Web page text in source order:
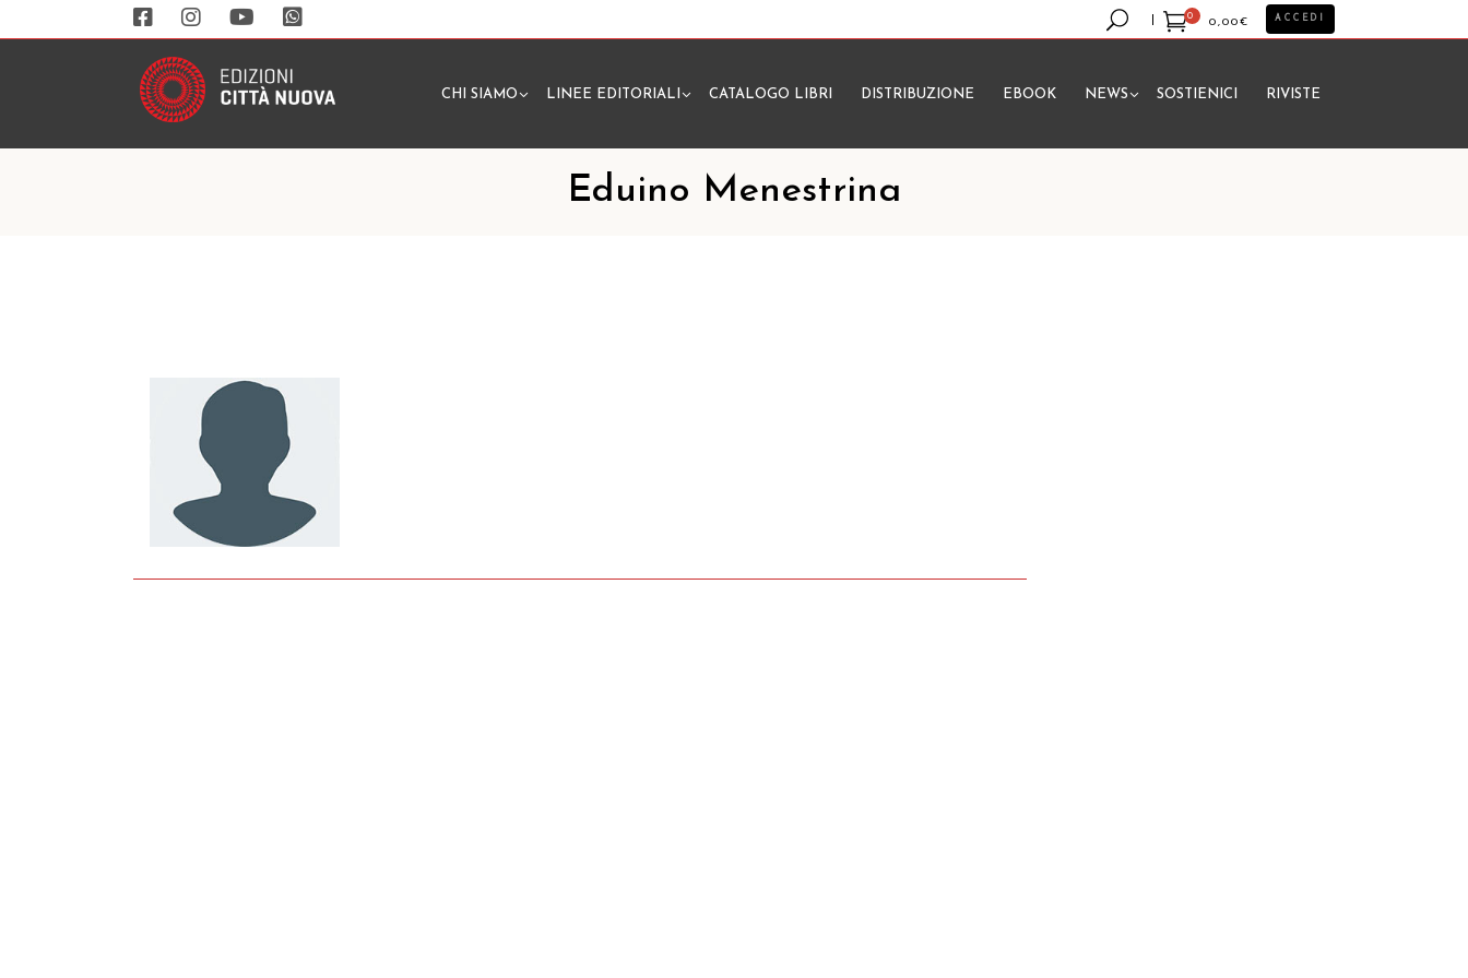
0
0,00€
Nessun prodotto nel carrello.
ACCEDI
CHI SIAMO LINEE EDITORIALI CATALOGO LIBRI DISTRIBUZIONE EBOOK NEWS SOSTIENICI RIVISTE
Eduino Menestrina